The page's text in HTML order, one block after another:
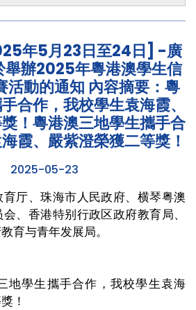
年5月23日至24日] -廣
舉辦2025年粵港澳學生信
活動的通知 內容摘要：粵
合作，我校學生袁海霞、
！粵港澳三地學生攜手合
霞、嚴紫澄榮獲二等獎！
2025-05-23
厅、珠海市人民政府、横琴粤澳
、香港特别行政区政府教育局、
育与青年发展局。
地學生攜手合作，我校學生袁海
！